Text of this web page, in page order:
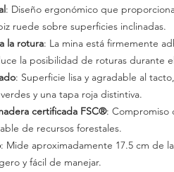
: Diseño ergonómico que
ruede sobre superficies inclinadas.
la rotura: La mina está firmemente
la posibilidad de roturas durante
: Superficie lisa y agradable al
y una tapa roja distintiva.
certificada FSC®: Compromiso
de recursos forestales.
: Mide aproximadamente 17.5 cm de
y fácil de manejar.